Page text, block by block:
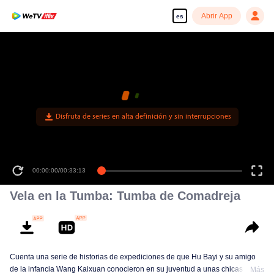
es Abrir App
Disfruta de series en alta definición y sin interrupciones
00:00:00/00:33:13
Vela en la Tumba: Tumba de Comadreja
Cuenta una serie de historias de expediciones de que Hu Bayi y su amigo
de la infancia Wang Kaixuan conocieron en su juventud a unas chicas como
Más